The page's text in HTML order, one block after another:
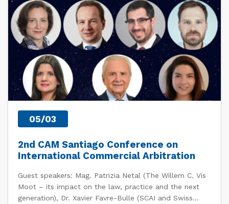
05/03
2nd CAM Santiago Conference on
International Commercial Arbitration
Guest speakers: Mag. Patrizia Netal (The Willem C. Vis
Moot – its impact on the law, practice and the next
generation), Dr. Xavier Favre-Bulle (SCAI and Swiss